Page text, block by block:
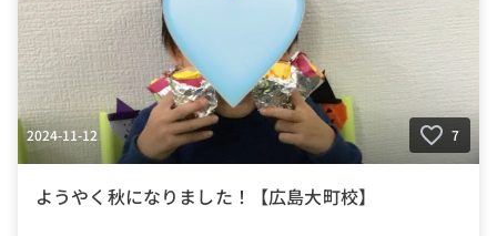
2024-11-12 7
ようやく秋になりました！【広島大町校】